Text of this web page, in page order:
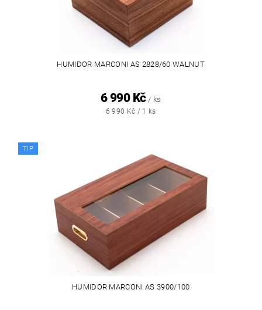
HUMIDOR MARCONI AS 2828/60 WALNUT
6 990 Kč / ks
6 990 Kč / 1 ks
TIP
HUMIDOR MARCONI AS 3900/100